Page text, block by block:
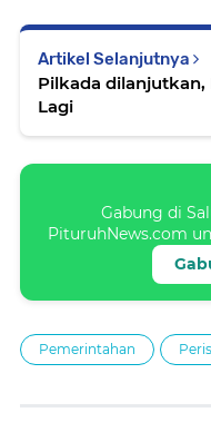
Artikel Selanjutnya
Pilkada
Lagi
Gabung di
PituruhNews.com
Pemerintahan